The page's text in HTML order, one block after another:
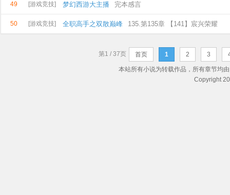
49 [游戏竞技] 梦幻西游大主播 完本感言
50 [游戏竞技] 全职高手之双散巅峰 135.第135章 【141】宸兴荣耀
第1 / 37页 首页 1 2 3
本站所有小说为转载作品，所有章节均
Copyright